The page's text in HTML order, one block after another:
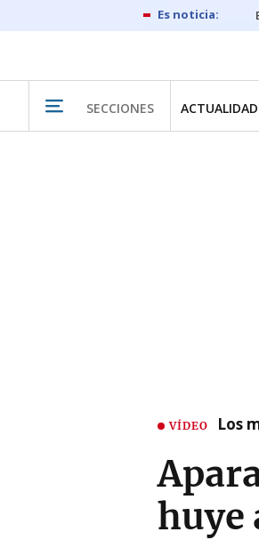
SECCIONES ACTUALIDAD
VÍDEO Los
huye